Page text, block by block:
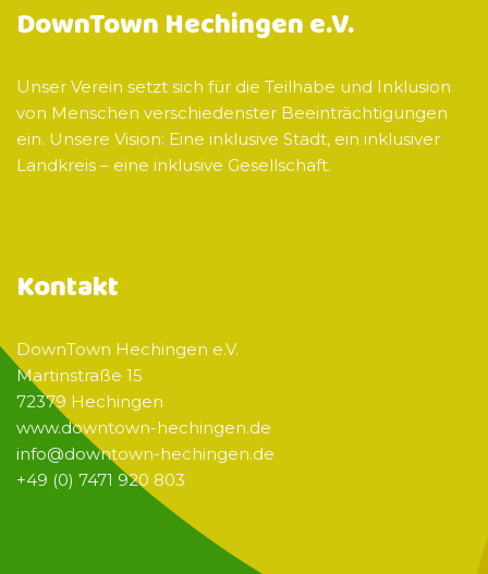
DownTown Hechingen e.V.
Unser Verein setzt sich für die Teilhabe und Inklusion
von Menschen verschiedenster Beeinträchtigungen
ein. Unsere Vision: Eine inklusive Stadt, ein inklusiver
Landkreis – eine inklusive Gesellschaft.
Kontakt
DownTown Hechingen e.V.
Martinstraße 15
72379 Hechingen
www.downtown-hechingen.de
info@downtown-hechingen.de
+49 (0) 7471 920 803